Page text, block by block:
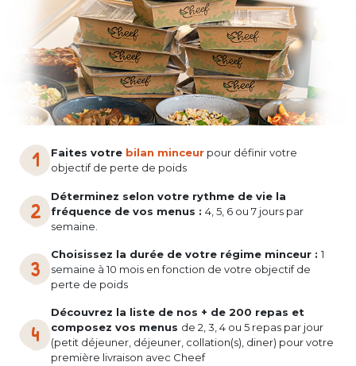
Faites votre bilan minceur pour définir votre
objectif de perte de poids
Déterminez selon votre rythme de vie la
fréquence de vos menus : 4, 5, 6 ou 7 jours par
semaine.
Choisissez la durée de votre régime minceur : 1
semaine à 10 mois en fonction de votre objectif de
perte de poids
Découvrez la liste de nos + de 200 repas et
composez vos menus de 2, 3, 4 ou 5 repas par jour
(petit déjeuner, déjeuner, collation(s), diner) pour votre
première livraison avec Cheef